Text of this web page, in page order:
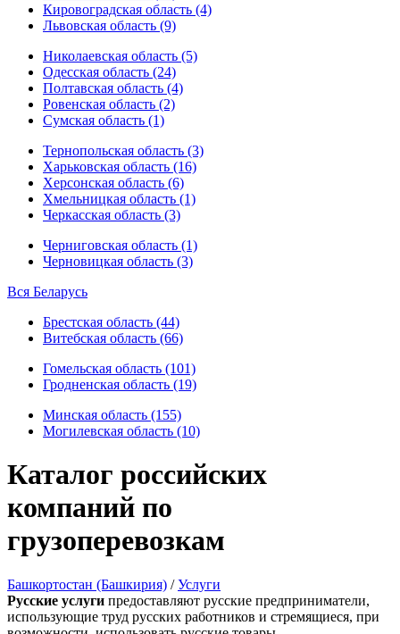
Кировоградская область (4)
Львовская область (9)
Николаевская область (5)
Одесская область (24)
Полтавская область (4)
Ровенская область (2)
Сумская область (1)
Тернопольская область (3)
Харьковская область (16)
Херсонская область (6)
Хмельницкая область (1)
Черкасская область (3)
Черниговская область (1)
Черновицкая область (3)
Вся Беларусь
Брестская область (44)
Витебская область (66)
Гомельская область (101)
Гродненская область (19)
Минская область (155)
Могилевская область (10)
Каталог российских
компаний по
грузоперевозкам
Башкортостан (Башкирия) /Услуги
Русские услуги предоставляют русские предприниматели,
использующие труд русских работников и стремящиеся, при